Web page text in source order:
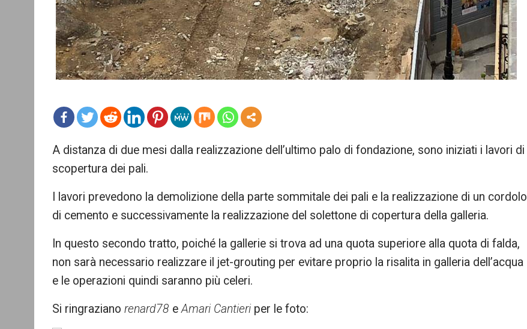
re
A distanza di due mesi dalla realizzazione dell’ultimo palo di fondazione, sono iniziati i lavori di
scopertura dei pali.
I lavori prevedono la demolizione della parte sommitale dei pali e la realizzazione di un cordolo
di cemento e successivamente la realizzazione del solettone di copertura della galleria.
In questo secondo tratto, poiché la gallerie si trova ad una quota superiore alla quota di falda,
non sarà necessario realizzare il jet-grouting per evitare proprio la risalita in galleria dell’acqua
e le operazioni quindi saranno più celeri.
Si ringraziano renard78 e Amari Cantieri per le foto: